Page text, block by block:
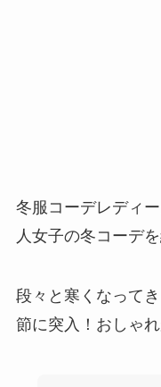
冬服コーデレディ
人女子の冬コーデ
段々と寒くなって
節に突入！おしゃ